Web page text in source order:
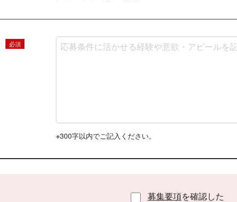
必須
※300字以内でご記入ください。
募集要項を確認した